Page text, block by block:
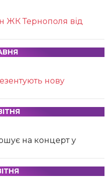
ЖК Тернополя від
нову
на концерт у